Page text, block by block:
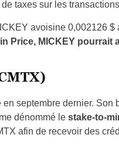
taxes sur les
avoisine 0,002126
Price, MICKEY pourrait
septembre dernier.
dénommé le stake-to-
afin de recevoir des